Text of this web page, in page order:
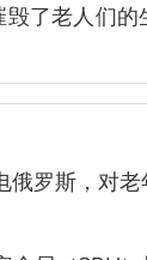
了老人们的
罗斯，对老